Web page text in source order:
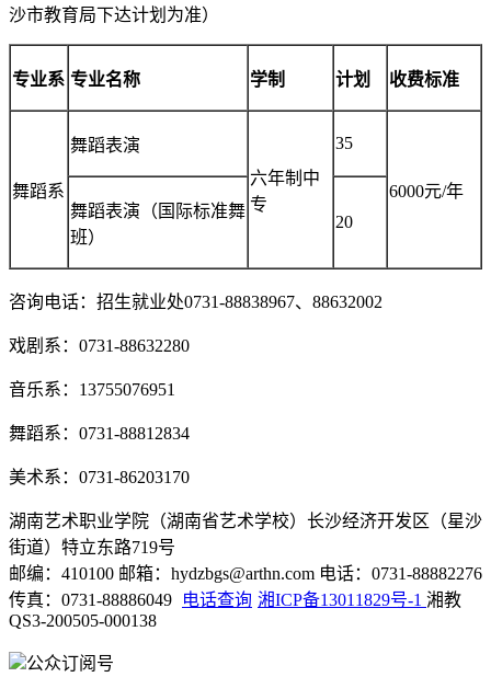
沙市教育局下达计划为准）
专业系 专业名称 学制 计划 收费标准
舞蹈系
舞蹈表演
六年制中
专
35
6000元/年
舞蹈表演（国际标准舞
班）
20
咨询电话：招生就业处0731-88838967、88632002
戏剧系：0731-88632280
音乐系：13755076951
舞蹈系：0731-88812834
美术系：0731-86203170
湖南艺术职业学院（湖南省艺术学校）长沙经济开发区（星沙
街道）特立东路719号
邮编：410100 邮箱：hydzbgs@arthn.com 电话：0731-88882276
传真：0731-88886049
电话查询 湘ICP备13011829号-1 湘教
QS3-200505-000138
公众订阅号